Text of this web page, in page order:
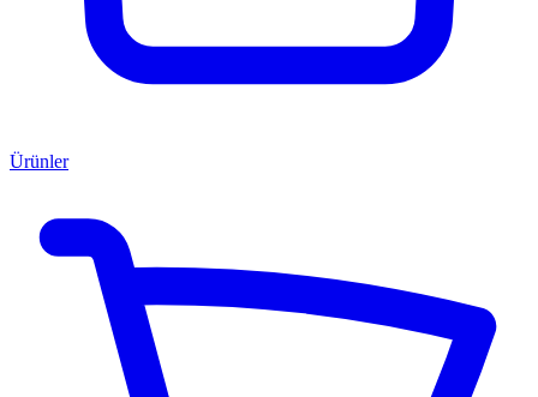
Ürünler